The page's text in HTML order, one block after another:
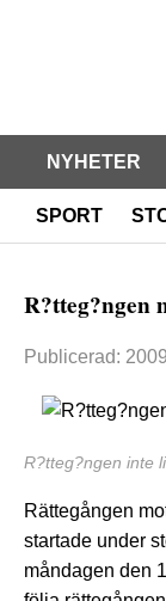
NYHETER
SPORT
R?tteg?ngen
Publicerad:
R?tteg?ngen inte
Rättegången
startade under
måndagen den